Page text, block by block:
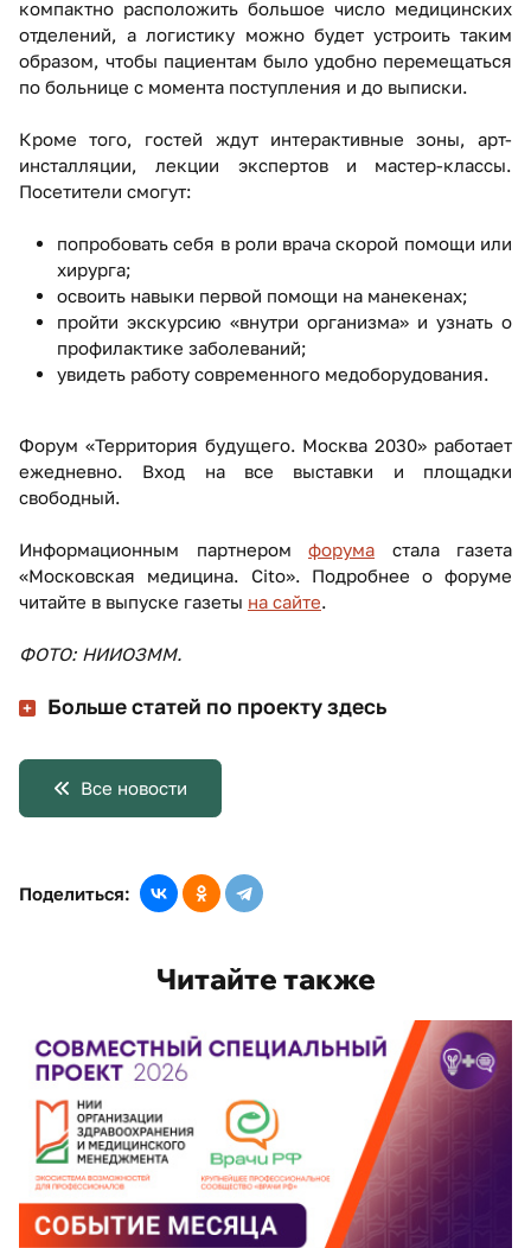
компактно расположить большое число медицинских
отделений, а логистику можно будет устроить таким
образом, чтобы пациентам было удобно перемещаться
по больнице с момента поступления и до выписки.
Кроме того, гостей ждут интерактивные зоны, арт-
инсталляции, лекции экспертов и мастер-классы.
Посетители смогут:
попробовать себя в роли врача скорой помощи или
хирурга;
освоить навыки первой помощи на манекенах;
пройти экскурсию «внутри организма» и узнать о
профилактике заболеваний;
увидеть работу современного медоборудования.
Форум «Территория будущего. Москва 2030» работает
ежедневно. Вход на все выставки и площадки
свободный.
Информационным партнером форума стала газета
«Московская медицина. Cito». Подробнее о форуме
читайте в выпуске газеты на сайте.
ФОТО: НИИОЗММ.
Больше статей по проекту здесь
Все новости
Поделиться:
Читайте также